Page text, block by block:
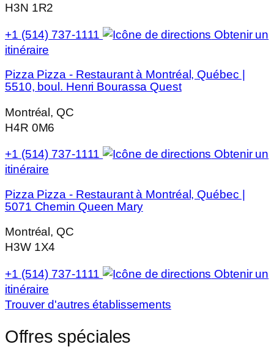
H3N 1R2
+1 (514) 737-1111
Obtenir un
itinéraire
Pizza Pizza - Restaurant à Montréal, Québec |
5510, boul. Henri Bourassa Quest
Montréal, QC
H4R 0M6
+1 (514) 737-1111
Obtenir un
itinéraire
Pizza Pizza - Restaurant à Montréal, Québec |
5071 Chemin Queen Mary
Montréal, QC
H3W 1X4
+1 (514) 737-1111
Obtenir un
itinéraire
Trouver d'autres établissements
Offres spéciales